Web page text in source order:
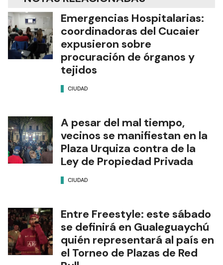
Emergencias Hospitalarias:
coordinadoras del Cucaier
expusieron sobre
procuración de órganos y
tejidos
CIUDAD
A pesar del mal tiempo,
vecinos se manifiestan en la
Plaza Urquiza contra de la
Ley de Propiedad Privada
CIUDAD
Entre Freestyle: este sábado
se definirá en Gualeguaychú
quién representará al país en
el Torneo de Plazas de Red